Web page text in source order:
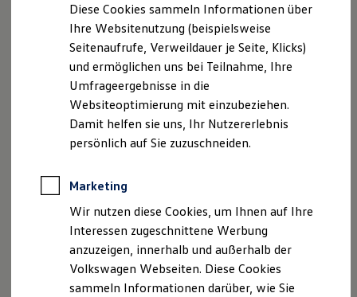
Behörden
Direktkunden
Sonderfahrzeuge
Anpfiff zum Gewinn
Elektromobilität
Elektroautos
ID. Tutorials
Elektrofahrzeugkonzepte
ID. EVERY1
Reichweite
Rekuperation
Laden unterwegs
Laden Zuhause
Ladestationen finden
Ladezeitensimulator
Batterie
Sicherheit
Nutzung von Terminbuchung Online
Impressum
Hahn Automobile GmbH + Co. KG
Beihinger Straße 9
Telefon: 07142/9546-0
Telefax: 07142/9546-50
E-Mail:vw-bietigheim@hahn-automobile.de
Hahn Automobile GmbH + Co. KG
Sitz der Gesellschaft: Fellbach
Diese Cookies sammeln Informationen über
Ihre Websitenutzung (beispielsweise
Seitenaufrufe, Verweildauer je Seite, Klicks)
und ermöglichen uns bei Teilnahme, Ihre
Umfrageergebnisse in die
Websiteoptimierung mit einzubeziehen.
Damit helfen sie uns, Ihr Nutzererlebnis
persönlich auf Sie zuzuschneiden.
Marketing
Wir nutzen diese Cookies, um Ihnen auf Ihre
Interessen zugeschnittene Werbung
anzuzeigen, innerhalb und außerhalb der
Volkswagen Webseiten. Diese Cookies
sammeln Informationen darüber, wie Sie